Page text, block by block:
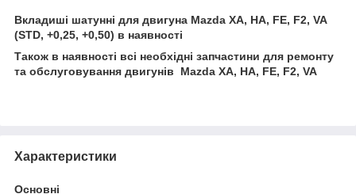
Вкладиші шатунні для двигуна Mazda XA, HA, FE, F2, VA
(STD, +0,25, +0,50) в наявності
Також в наявності всі необхідні запчастини для ремонту
та обслуговування двигунів Mazda XA, HA, FE, F2, VA
Характеристики
Основні